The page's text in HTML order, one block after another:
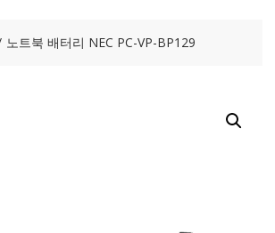
노트북 배터리 NEC PC-VP-BP129